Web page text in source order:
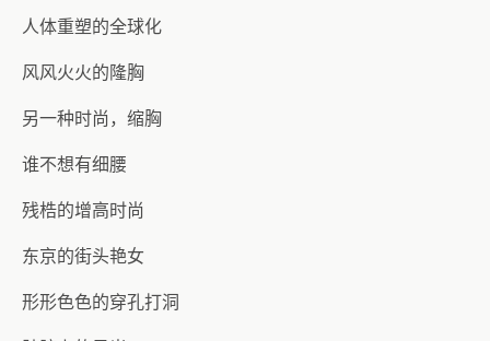
人体重塑的全球化
风风火火的隆胸
另一种时尚，缩胸
谁不想有细腰
残梏的增高时尚
东京的街头艳女
形形色色的穿孔打洞